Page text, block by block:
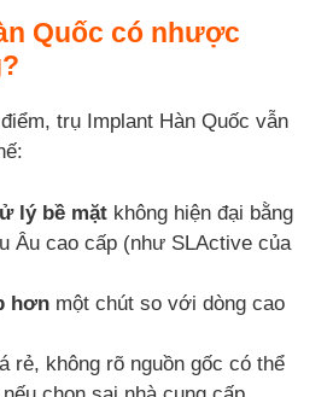
Quốc có nhược
trụ Implant Hàn Quốc vẫn
lý bề mặt không hiện đại bằng
Âu cao cấp (như SLActive của
hơn một chút so với dòng cao
rẻ, không rõ nguồn gốc có thể